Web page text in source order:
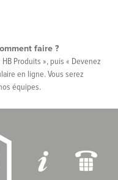
faire ?
Produits », puis « Devenez
en ligne. Vous serez
équipes.